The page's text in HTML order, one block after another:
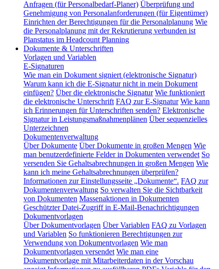
Anfragen (für Personalbedarf-Planer) Überprüfung und
Genehmigung von Personalanforderungen (für Eigentümer)
Einrichten der Berechtigungen für die Personalplanung Wie
die Personalplanung mit der Rekrutierung verbunden ist
Planstatus im Headcount Planning
Dokumente & Unterschriften
Vorlagen und Variablen
E-Signaturen
Wie man ein Dokument signiert (elektronische Signatur)
Warum kann ich die E-Signatur nicht in mein Dokument
einfügen? Über die elektronische Signatur Wie funktioniert
die elektronische Unterschrift FAQ zur E-Signatur Wie kann
ich Erinnerungen für Unterschriften senden? Elektronische
Signatur in Leistungsmaßnahmenplänen Über sequenzielles
Unterzeichnen
Dokumentenverwaltung
Über Dokumente Über Dokumente in großen Mengen Wie
man benutzerdefinierte Felder in Dokumenten verwendet So
versenden Sie Gehaltsabrechnungen in großen Mengen Wie
kann ich meine Gehaltsabrechnungen überprüfen?
Informationen zur Einstellungsseite „Dokumente“. FAQ zur
Dokumentenverwaltung So verwalten Sie die Sichtbarkeit
von Dokumenten Massenaktionen in Dokumenten
Geschützter Datei-Zugriff in E-Mail-Benachrichtigungen
Dokumentvorlagen
Über Dokumentvorlagen Über Variablen FAQ zu Vorlagen
und Variablen So funktionieren Berechtigungen zur
Verwendung von Dokumentvorlagen Wie man
Dokumentvorlagen versendet Wie man eine
Dokumentvorlage mit Mitarbeiterdaten in der Vorschau